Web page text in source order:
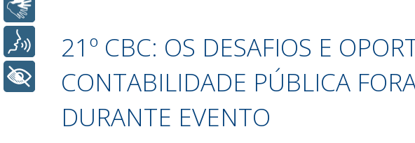
21º CBC: OS DESAFIOS E
CONTABILIDADE PÚBLICA
DURANTE EVENTO
Voz
+ Acessibilidade